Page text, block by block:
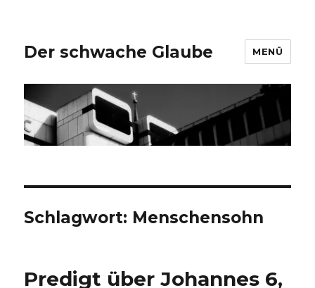
Der schwache Glaube MENÜ
Schlagwort: Menschensohn
Predigt über Johannes 6,